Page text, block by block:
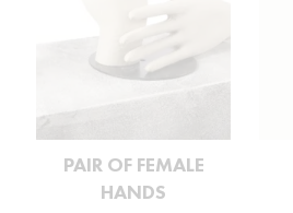
PAIR OF FEMALE
HANDS